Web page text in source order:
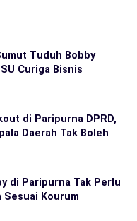
Tuduh Bobby
Curiga Bisnis
di Paripurna DPRD,
Daerah Tak Boleh
di Paripurna Tak Perlu
Sesuai Kourum